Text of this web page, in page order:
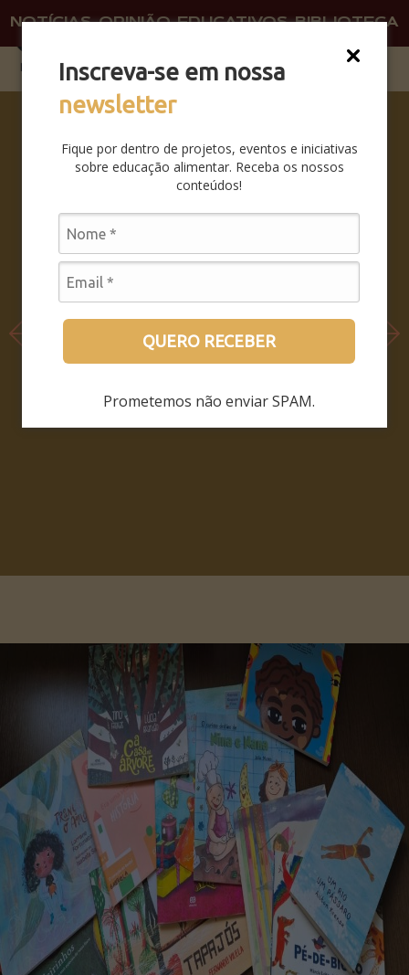
Inscreva-se em nossa
newsletter
Fique por dentro de projetos, eventos e iniciativas
sobre educação alimentar. Receba os nossos
conteúdos!
QUERO RECEBER
Prometemos não enviar SPAM.
NOTÍCIAS OPINIÃO EDUCATIVOS BIBLIOTECA
SABERES
DA BOCA
PRA
SAIBA
COMO
FOI O
SEMINÁRI
LEIA MAIS